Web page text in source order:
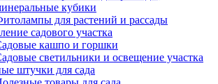
кубики
для растений и рассады
садового участка
кашпо и горшки
светильники и освещение участка
штучки для сада